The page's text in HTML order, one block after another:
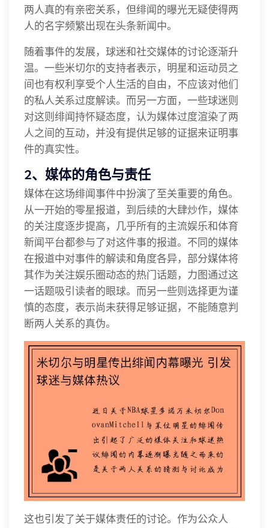
两人真的有亲密关系，但绯闻的曝光无疑使得两
人的名字频繁出现在头条新闻中。
随着事件的发展，球迷和社交媒体的讨论逐渐升
温。一些米切尔的支持者表示，明星和运动员之
间也有权利享受个人生活的自由，不应该对他们
的私人关系过度解读。而另一方面，一些球迷则
对这则绯闻持怀疑态度，认为媒体过度渲染了两
人之间的互动，并没有提供足够的证据来证明事
件的真实性。
2、媒体的角色与责任
媒体在这场绯闻事件中扮演了至关重要的角色。
从一开始的零星报道，到后续的大肆炒作，媒体
的关注度逐步提高，几乎所有的主流娱乐和体育
新闻平台都参与了对这件事的报道。不同的媒体
在报道中对事件的解读和角度各异，部分媒体将
其作为关注娱乐圈动态的热门话题，力图通过这
一话题吸引读者的眼球。而另一些则选择更为谨
慎的态度，表示尚未获得足够证据，不能随意判
断两人关系的真伪。
这也引发了关于媒体责任的讨论。作为公众人